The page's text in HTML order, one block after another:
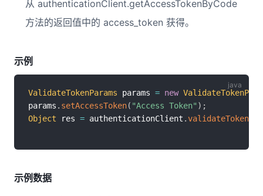
从 authenticationClient.getAccessTokenByCode
方法的返回值中的 access_token 获得。
示例
ValidateTokenParams params = new
params . setAccessToken( "Access Token" ) ;
Object res = authenticationClient .validateToken
示例数据